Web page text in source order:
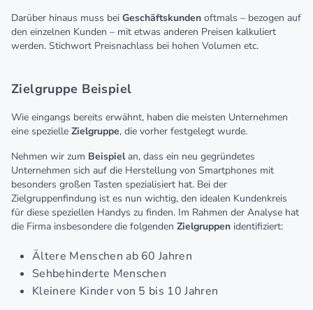
Darüber hinaus muss bei Geschäftskunden oftmals – bezogen auf
den einzelnen Kunden – mit etwas anderen Preisen kalkuliert
werden. Stichwort Preisnachlass bei hohen Volumen etc.
Zielgruppe Beispiel
Wie eingangs bereits erwähnt, haben die meisten Unternehmen
eine spezielle Zielgruppe, die vorher festgelegt wurde.
Nehmen wir zum Beispielan, dass ein neu gegründetes
Unternehmen sich auf die Herstellung von Smartphones mit
besonders großen Tasten spezialisiert hat. Bei der
Zielgruppenfindung ist es nun wichtig, den idealen Kundenkreis
für diese speziellen Handys zu finden. Im Rahmen der Analyse hat
die Firma insbesondere die folgenden Zielgruppen identifiziert:
Ältere Menschen ab 60 Jahren
Sehbehinderte Menschen
Kleinere Kinder von 5 bis 10 Jahren